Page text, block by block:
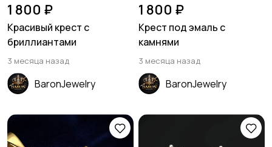
1 800 ₽
Красивый крест с
бриллиантами
3 месяца назад
BaronJewelry
1 800 ₽
Крест под эмаль с
камнями
3 месяца назад
BaronJewelry